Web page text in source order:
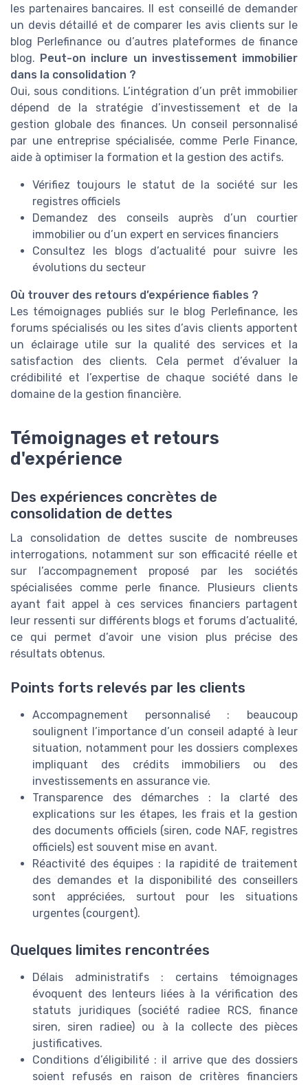
les partenaires bancaires. Il est conseillé de demander
un devis détaillé et de comparer les avis clients sur le
blog Perlefinance ou d’autres plateformes de finance
blog. Peut-on inclure un investissement immobilier
dans la consolidation ?
Oui, sous conditions. L’intégration d’un prêt immobilier
dépend de la stratégie d’investissement et de la
gestion globale des finances. Un conseil personnalisé
par une entreprise spécialisée, comme Perle Finance,
aide à optimiser la formation et la gestion des actifs.
Vérifiez toujours le statut de la société sur les
registres officiels
Demandez des conseils auprès d’un courtier
immobilier ou d’un expert en services financiers
Consultez les blogs d’actualité pour suivre les
évolutions du secteur
Où trouver des retours d’expérience fiables ?
Les témoignages publiés sur le blog Perlefinance, les
forums spécialisés ou les sites d’avis clients apportent
un éclairage utile sur la qualité des services et la
satisfaction des clients. Cela permet d’évaluer la
crédibilité et l’expertise de chaque société dans le
domaine de la gestion financière.
Témoignages et retours
d'expérience
Des expériences concrètes de
consolidation de dettes
La consolidation de dettes suscite de nombreuses
interrogations, notamment sur son efficacité réelle et
sur l’accompagnement proposé par les sociétés
spécialisées comme perle finance. Plusieurs clients
ayant fait appel à ces services financiers partagent
leur ressenti sur différents blogs et forums d’actualité,
ce qui permet d’avoir une vision plus précise des
résultats obtenus.
Points forts relevés par les clients
Accompagnement personnalisé : beaucoup
soulignent l’importance d’un conseil adapté à leur
situation, notamment pour les dossiers complexes
impliquant des crédits immobiliers ou des
investissements en assurance vie.
Transparence des démarches : la clarté des
explications sur les étapes, les frais et la gestion
des documents officiels (siren, code NAF, registres
officiels) est souvent mise en avant.
Réactivité des équipes : la rapidité de traitement
des demandes et la disponibilité des conseillers
sont appréciées, surtout pour les situations
urgentes (courgent).
Quelques limites rencontrées
Délais administratifs : certains témoignages
évoquent des lenteurs liées à la vérification des
statuts juridiques (société radiee RCS, finance
siren, siren radiee) ou à la collecte des pièces
justificatives.
Conditions d’éligibilité : il arrive que des dossiers
soient refusés en raison de critères financiers